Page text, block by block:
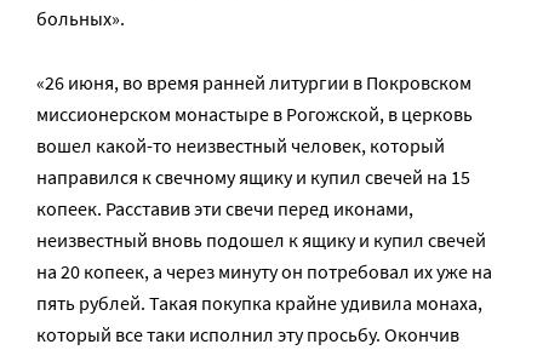
больных».
«26 июня, во время ранней литургии в Покровском
миссионерском монастыре в Рогожской, в церковь
вошел какой-то неизвестный человек, который
направился к свечному ящику и купил свечей на 15
копеек. Расставив эти свечи перед иконами,
неизвестный вновь подошел к ящику и купил свечей
на 20 копеек, а через минуту он потребовал их уже на
пять рублей. Такая покупка крайне удивила монаха,
который все таки исполнил эту просьбу. Окончив